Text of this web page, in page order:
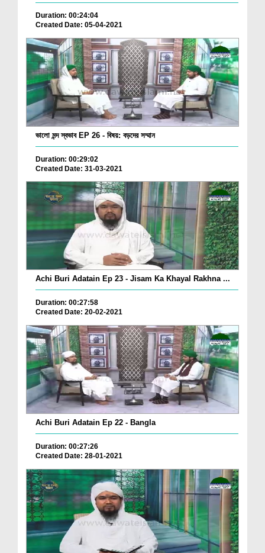
Duration: 00:24:04
Created Date: 05-04-2021
ভালো মন্দ স্বভাব EP 26 - বিষয়: বড়দের সম্মান
Duration: 00:29:02
Created Date: 31-03-2021
Achi Buri Adatain Ep 23 - Jisam Ka Khayal Rakhna ...
Duration: 00:27:58
Created Date: 20-02-2021
Achi Buri Adatain Ep 22 - Bangla
Duration: 00:27:26
Created Date: 28-01-2021